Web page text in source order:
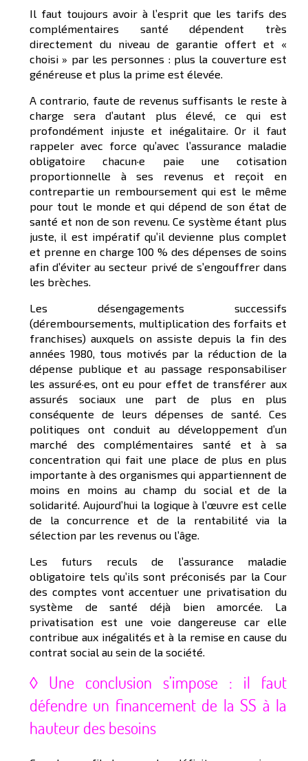
Il faut toujours avoir à l’esprit que les tarifs des
complémentaires santé dépendent très
directement du niveau de garantie offert et «
choisi » par les personnes : plus la couverture est
généreuse et plus la prime est élevée.
A contrario, faute de revenus suffisants le reste à
charge sera d’autant plus élevé, ce qui est
profondément injuste et inégalitaire. Or il faut
rappeler avec force qu’avec l’assurance maladie
obligatoire chacun·e paie une cotisation
proportionnelle à ses revenus et reçoit en
contrepartie un remboursement qui est le même
pour tout le monde et qui dépend de son état de
santé et non de son revenu. Ce système étant plus
juste, il est impératif qu’il devienne plus complet
et prenne en charge 100 % des dépenses de soins
afin d’éviter au secteur privé de s’engouffrer dans
les brèches.
Les désengagements successifs
(déremboursements, multiplication des forfaits et
franchises) auxquels on assiste depuis la fin des
années 1980, tous motivés par la réduction de la
dépense publique et au passage responsabiliser
les assuré·es, ont eu pour effet de transférer aux
assurés sociaux une part de plus en plus
conséquente de leurs dépenses de santé. Ces
politiques ont conduit au développement d’un
marché des complémentaires santé et à sa
concentration qui fait une place de plus en plus
importante à des organismes qui appartiennent de
moins en moins au champ du social et de la
solidarité. Aujourd’hui la logique à l’œuvre est celle
de la concurrence et de la rentabilité via la
sélection par les revenus ou l’âge.
Les futurs reculs de l’assurance maladie
obligatoire tels qu’ils sont préconisés par la Cour
des comptes vont accentuer une privatisation du
système de santé déjà bien amorcée. La
privatisation est une voie dangereuse car elle
contribue aux inégalités et à la remise en cause du
contrat social au sein de la société.
◊ Une conclusion s’impose : il faut
défendre un financement de la SS à la
hauteur des besoins